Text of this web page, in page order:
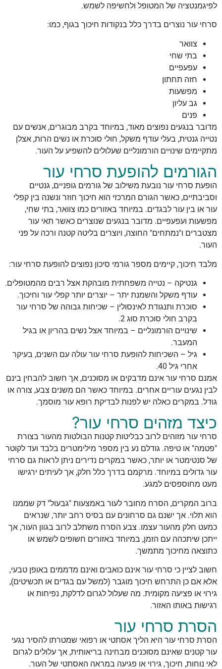
לפיגמנטציה של המטופל ולחשיפה לשמש.
סרחי עור נוצרים בדרך כלל בנקודות חיכוך בגוף, כמו:
צוואר
בתי שחי
עפעפיים
חזה תחתון
מפשעות
גב עליון
פנים
מדובר בנגעים נפוצים מאוד, במיוחד בקרב מבוגרים, אנשים עם
נטייה גנטית, בעלי עודף משקל, חולי סוכרת או נשים הרות, אצלן
מתקיימים שינויים הורמונליים שעלולים להשפיע על העור.
הגורמים להופעת סרחי עור
הופעת סרחי עור נובעת משילוב של גורמים גופניים, גנטיים
וסביבתיים, כאשר הגורם המרכזי הוא חיכוך חוזר ונשנה בין קפלי
עור או בין עור לבגדים. במיוחד באזורים כמו צוואר, בתי שחי,
מפשעות ועפעפיים. מדובר בנגעים שנוצרים כאשר תאי עור
מצטברים ו"נמתחים" החוצה, ויוצרים בליטה קטנה ורכה על פני
העור.
מלבד חיכוך, קיימים מספר גורמי סיכון נפוצים להופעת סרחי עור:
גנטיקה – נטייה משפחתית מובהקת אצל רבים מהמטופלים.
עודף משקל והשמנת יתר – יוצרים יותר קפלי עור וחיכוך.
סוכרת ותנגודת לאינסולין – שכיחות גבוהה של סרחי עור
בקרב חולי סוכרת סוג 2.
שינויים הורמונליים – במיוחד אצל נשים בהריון או בגיל
המעבר.
גיל – השכיחות להופעת סרחי עור עולה עם השנים, בעיקר
אחרי גיל 40.
אמנם סרחי עור אינם מדבקים או מסוכנים, אך חשוב להבחין בינם
לבין נגעים עוריים אחרים. במיוחד כאשר הם משנים צבע, צורה או
גודל. במקרים כאלה יש לפנות לבדיקת רופא עור מוסמך.
כיצד מזהים סרחי עור?
סרחי עור מזוהים לרוב כבליטות קטנות הבולטות מהעור בצורת
"פטמה" או טיפה. גודלם נע בין מספר מילימטרים בלבד ועד לקוטר
של סנטימטר או יותר, כאשר במקרים נדירים ניתן לראות גם סרחי
עור גדולים במיוחד. מרקמם בדרך כלל חלק, אך לעיתים ירגישו
מעט מחוספסים למגע.
ברוב המקרים, הסרח מחובר לעור באמצעות "גבעול" דק שממנו
הוא תלוי. אך ישנם גם סרחונים עם בסיס רחב יותר, שנראים
כמעט חלק מהעור עצמו. צבע הסרח משתלב לרוב בגוון העור, אך
ייתכן שיתכהה עם הזמן, במיוחד באזורים חשופים לשמש או
כתוצאה מחיכוך מתמשך.
חשוב לציין כי סרחי עור אינם כואבים ואינם מדממים באופן טבעי,
אלא אם כן התרחש חיכוך מוגבר (למשל עם בגדים או תכשיטים),
גירוי או פציעה מקומית. מה שעלול לגרום לדלקת, נפיחות או
רגישות באותו האזור.
הסרת סרחי עור
הסרת סרחי עור היא הליך אסתטי או רפואי שמטרתו להסיר נגעי
עור קטנים שאינם מסוכנים מבחינה בריאותית, אך עלולים לגרום
לאי נוחות, חיכוך, גירוי או פגיעה במראה האסתטי של העור.